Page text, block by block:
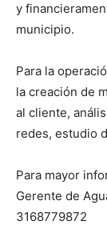
y
municipio.
Para la
la creación de
al cliente,
redes, estudio
Para mayor
Gerente de
3168779872